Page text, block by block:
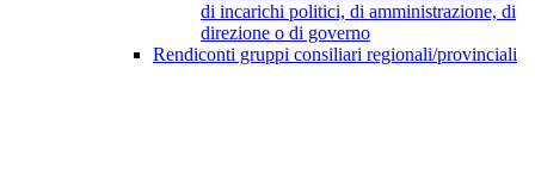
di incarichi politici, di amministrazione, di
direzione o di governo
Rendiconti gruppi consiliari regionali/provinciali